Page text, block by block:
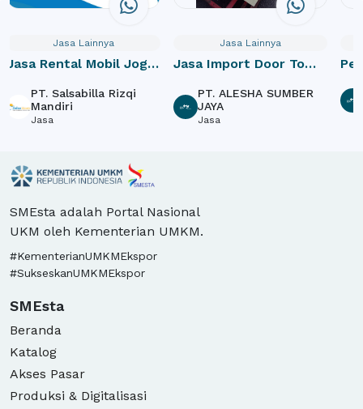
Jasa Lainnya
Jasa Rental Mobil Jogja
PT. Salsabilla Rizqi
Mandiri
Jasa
Jasa Lainnya
Jasa Import Door To
PT. ALESHA SUMBER
JAYA
Jasa
SMEsta adalah Portal Nasional
UKM oleh Kementerian UMKM.
#KementerianUMKMEkspor
#SukseskanUMKMEkspor
SMEsta
Beranda
Katalog
Akses Pasar
Produksi & Digitalisasi